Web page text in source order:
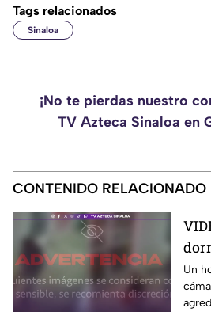
Tags relacionados
Sinaloa
¡No te pierdas nuestro
TV Azteca Sinaloa en
CONTENIDO RELACIONADO
Un